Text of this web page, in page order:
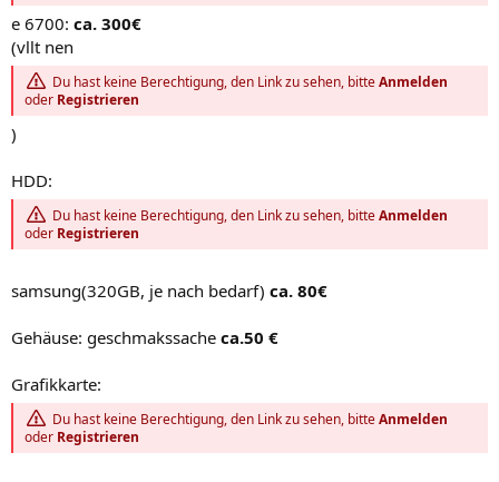
e 6700: ca. 300€
(vllt nen
Du hast keine Berechtigung, den Link zu sehen, bitteAnmelden
oder Registrieren
)
HDD:
Du hast keine Berechtigung, den Link zu sehen, bitteAnmelden
oder Registrieren
samsung(320GB, je nach bedarf) ca. 80€
Gehäuse: geschmakssache ca.50 €
Grafikkarte:
Du hast keine Berechtigung, den Link zu sehen, bitteAnmelden
oder Registrieren